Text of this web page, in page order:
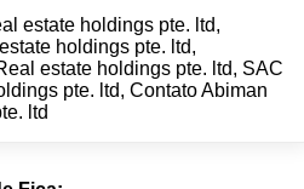
estate holdings pte. ltd,
holdings pte. ltd,
estate holdings pte. ltd, SAC
pte. ltd, Contato Abiman
ltd